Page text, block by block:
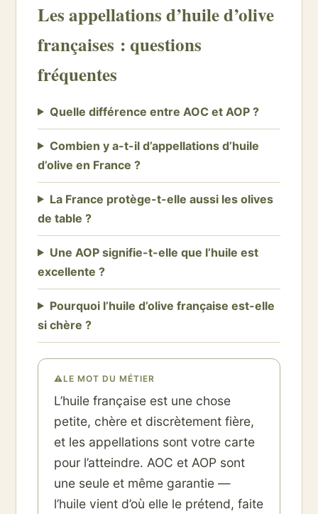
Les appellations d’huile d’olive
françaises : questions
fréquentes
Quelle différence entre AOC et AOP ?
Combien y a-t-il d’appellations d’huile
d’olive en France ?
La France protège-t-elle aussi les olives
de table ?
Une AOP signifie-t-elle que l’huile est
excellente ?
Pourquoi l’huile d’olive française est-elle
si chère ?
⚠LE MOT DU MÉTIER
L’huile française est une chose
petite, chère et discrètement fière,
et les appellations sont votre carte
pour l’atteindre. AOC et AOP sont
une seule et même garantie —
l’huile vient d’où elle le prétend, faite